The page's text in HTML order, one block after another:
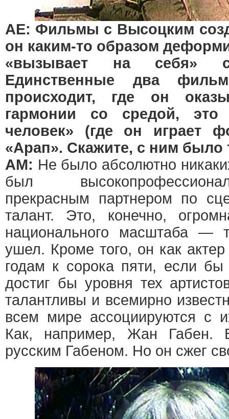
АЕ: Фильмы с Высоцким
он каким-то образом
«вызывает на себя»
Единственные два
происходит, где он
гармонии со средой, это
человек» (где он играет
«Арап». Скажите, с ним было
АМ: Не было абсолютно
был
прекрасным партнером по
талант. Это, конечно,
национального масштаба —
ушел. Кроме того, он как
годам к сорока пяти, если
достиг бы уровня тех
талантливы и всемирно
всем мире ассоциируются с
Как, например, Жан Габен.
русским Габеном. Но он сжег